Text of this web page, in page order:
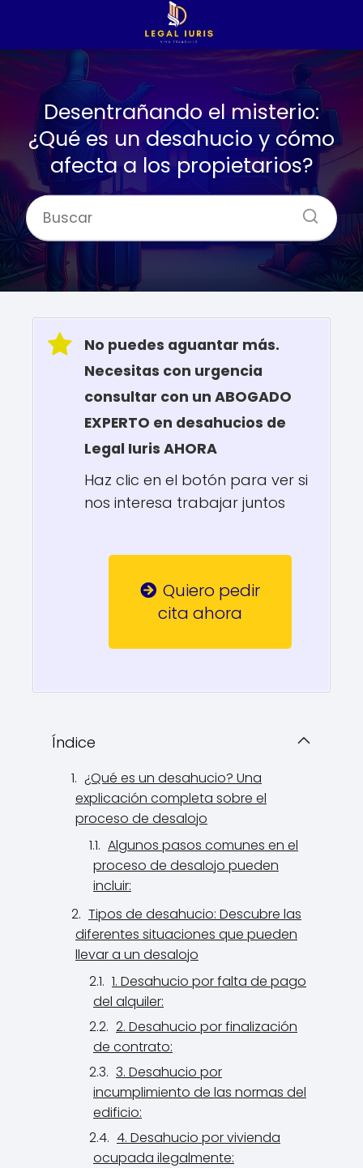
Desentrañando el misterio:
¿Qué es un desahucio y cómo
afecta a los propietarios?
No puedes aguantar más.
Necesitas con urgencia
consultar con un ABOGADO
EXPERTO en desahucios de
Legal Iuris AHORA
Haz clic en el botón para ver si
nos interesa trabajar juntos
Quiero pedir
cita ahora
Índice
¿Qué es un desahucio? Una
explicación completa sobre el
proceso de desalojo
Algunos pasos comunes en el
proceso de desalojo pueden
incluir:
Tipos de desahucio: Descubre las
diferentes situaciones que pueden
llevar a un desalojo
1. Desahucio por falta de pago
del alquiler:
2. Desahucio por finalización
de contrato:
3. Desahucio por
incumplimiento de las normas del
edificio:
4. Desahucio por vivienda
ocupada ilegalmente: